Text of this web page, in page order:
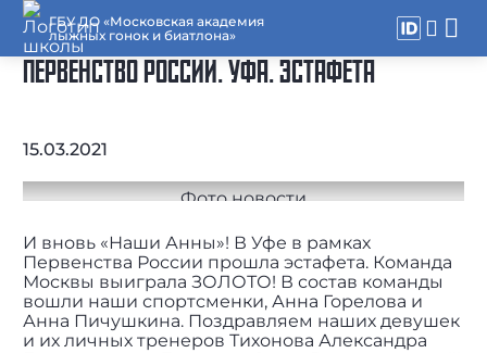
ГБУ ДО «Московская академия
лыжных гонок и биатлона»
ПЕРВЕНСТВО РОССИИ. УФА. ЭСТАФЕТА
15.03.2021
И вновь «Наши Анны»! В Уфе в рамках
Первенства России прошла эстафета. Команда
Москвы выиграла ЗОЛОТО! В состав команды
вошли наши спортсменки, Анна Горелова и
Анна Пичушкина. Поздравляем наших девушек
и их личных тренеров Тихонова Александра